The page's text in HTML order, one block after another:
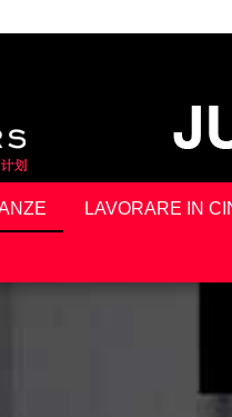
LAVORARE IN